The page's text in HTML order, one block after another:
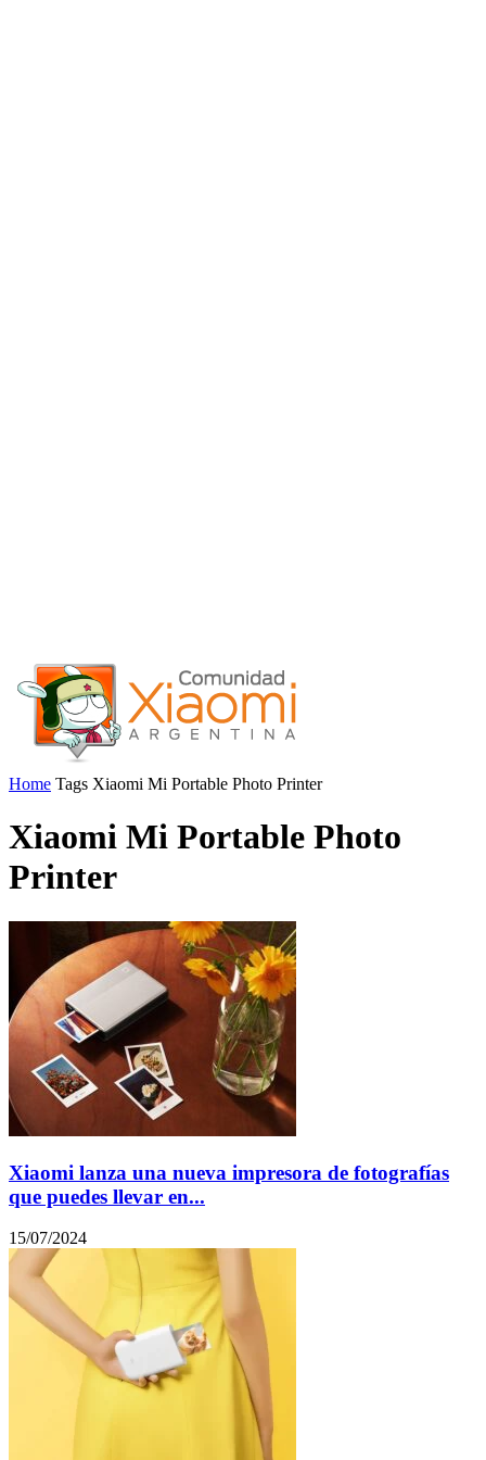
Home Tags Xiaomi Mi Portable Photo Printer
Xiaomi Mi Portable Photo
Printer
Xiaomi lanza una nueva impresora de fotografías
que puedes llevar en...
15/07/2024